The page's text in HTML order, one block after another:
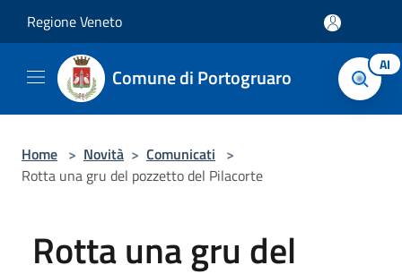
Regione Veneto
Comune di Portogruaro AI
Home > Novità > Comunicati >
Rotta una gru del pozzetto del Pilacorte
Rotta una gru del